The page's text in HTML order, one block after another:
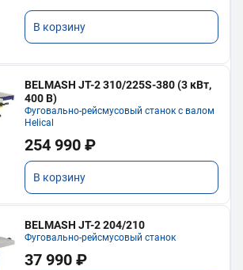
В корзину
BELMASH JT-2 310/225S-380 (3 кВт,
400 В)
Фуговально-рейсмусовый станок с валом
Helical
254 990 ₽
В корзину
BELMASH JT-2 204/210
Фуговально-рейсмусовый станок
37 990 ₽